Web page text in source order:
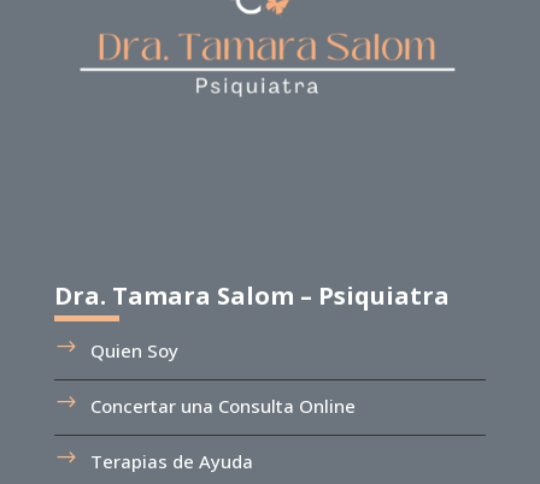
Dra. Tamara Salom – Psiquiatra
Quien Soy
Concertar una Consulta Online
Terapias de Ayuda